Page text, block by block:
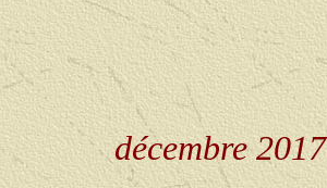
décembre 2017